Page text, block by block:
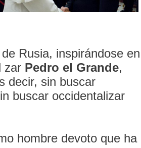
Rusia, inspirándose en
zar Pedro el Grande,
decir, sin buscar
buscar occidentalizar
hombre devoto que ha